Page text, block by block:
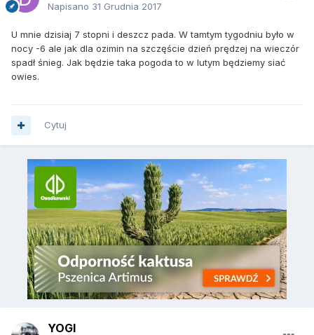
Napisano 31 Grudnia 2017
U mnie dzisiaj 7 stopni i deszcz pada. W tamtym tygodniu było w
nocy -6 ale jak dla ozimin na szczęście dzień prędzej na wieczór
spadł śnieg. Jak będzie taka pogoda to w lutym będziemy siać
owies.
Cytuj
YOGI